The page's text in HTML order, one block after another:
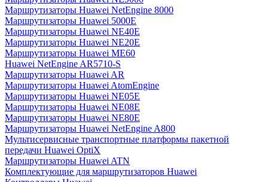
Маршрутизаторы Huawei NetEngine 8000
Маршрутизаторы Huawei 5000E
Маршрутизаторы Huawei NE40E
Маршрутизаторы Huawei NE20E
Маршрутизаторы Huawei ME60
Huawei NetEngine AR5710-S
Маршрутизаторы Huawei AR
Маршрутизаторы Huawei AtomEngine
Маршрутизаторы Huawei NE05E
Маршрутизаторы Huawei NE08E
Маршрутизаторы Huawei NE80E
Маршрутизаторы Huawei NetEngine A800
Мультисервисные транспортные платформы пакетной
передачи Huawei OptiX
Маршрутизаторы Huawei ATN
Комплектующие для маршрутизаторов Huawei